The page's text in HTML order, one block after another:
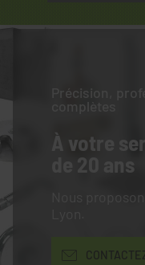
Précision,
complètes
À votre
de 20 ans
Nous